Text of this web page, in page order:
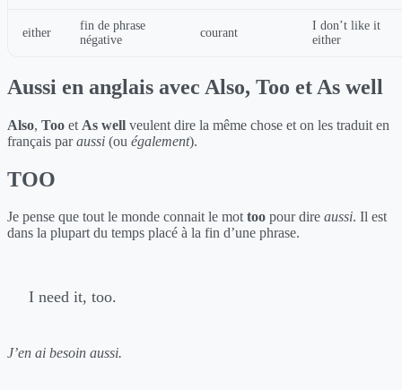
either
fin de phrase
négative
courant
I don’t like it
either
Aussi en anglais avec Also, Too et As well
Also, Too et As well veulent dire la même chose et on les traduit en
français paraussi (ou également).
TOO
Je pense que tout le monde connait le mottoo pour dire aussi. Il est
dans la plupart du temps placé à la fin d’une phrase.
I need it, too.
J’en ai besoin aussi.